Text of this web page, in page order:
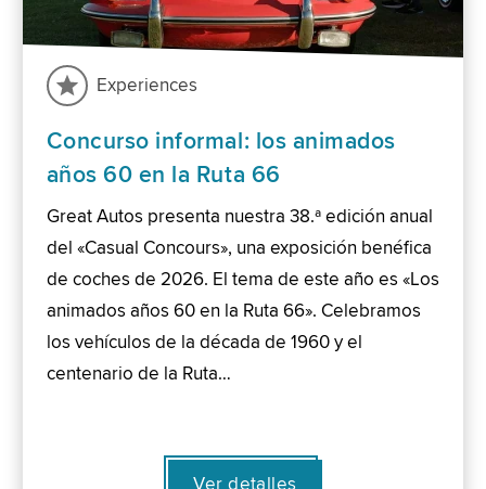
Experiences
Concurso informal: los animados
años 60 en la Ruta 66
Great Autos presenta nuestra 38.ª edición anual
del «Casual Concours», una exposición benéfica
de coches de 2026. El tema de este año es «Los
animados años 60 en la Ruta 66». Celebramos
los vehículos de la década de 1960 y el
centenario de la Ruta…